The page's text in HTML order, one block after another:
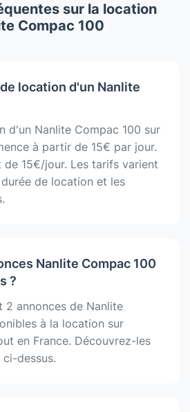
sur la location
Compac 100
location d'un Nanlite
d'un Nanlite Compac 100 sur
à partir de 15€ par jour.
de 15€/jour. Les tarifs varient
de location et les
Nanlite Compac 100
?
2 annonces de Nanlite
à la location sur
en France. Découvrez-les
dessus.